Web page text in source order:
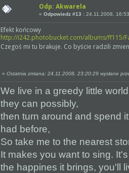
Odp: Akwarela
«Odpowiedz #13 : 24.11.2008,
Efekt końcowy
http://i242.photobucket.com/albums/ff115/
Czegoś mi tu brakuje. Co byście radzili
«Ostatnia zmiana: 24.11.2008, 23:20:29 wysłane
We live in a greedy little
they can possibly,
then turn around and spend
had before,
So take me to the nearest
It makes you want to sing.
the happines it brings, you'll